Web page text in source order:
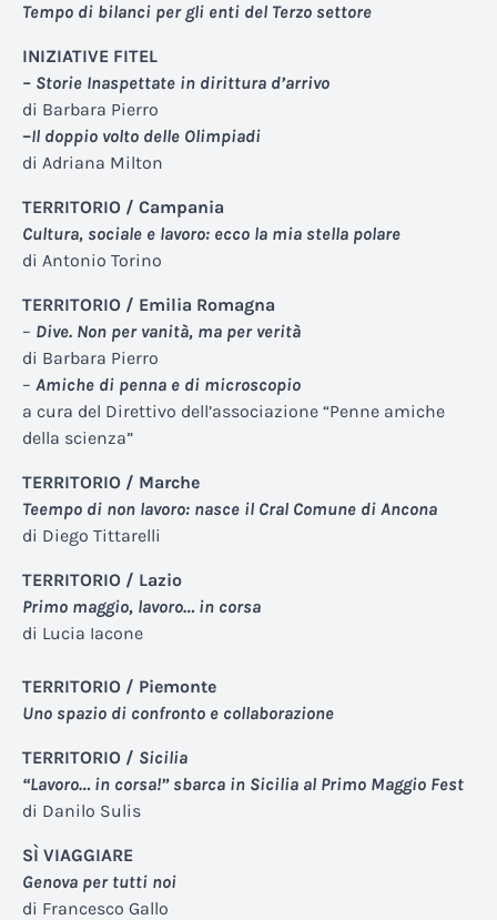
Tempo di bilanci per gli enti del Terzo settore
INIZIATIVE FITEL
– Storie Inaspettate in dirittura d’arrivo
di Barbara Pierro
–Il doppio volto delle Olimpiadi
di Adriana Milton
TERRITORIO / Campania
Cultura, sociale e lavoro: ecco la mia stella polare
di Antonio Torino
TERRITORIO / Emilia Romagna
– Dive. Non per vanità, ma per verità
di Barbara Pierro
– Amiche di penna e di microscopio
a cura del Direttivo dell’associazione “Penne amiche
della scienza”
TERRITORIO / Marche
Teempo di non lavoro: nasce il Cral Comune di Ancona
di Diego Tittarelli
TERRITORIO / Lazio
Primo maggio, lavoro… in corsa
di Lucia Iacone
TERRITORIO / Piemonte
Uno spazio di confronto e collaborazione
TERRITORIO / Sicilia
“Lavoro… in corsa!” sbarca in Sicilia al Primo Maggio Fest
di Danilo Sulis
SÌ VIAGGIARE
Genova per tutti noi
di Francesco Gallo